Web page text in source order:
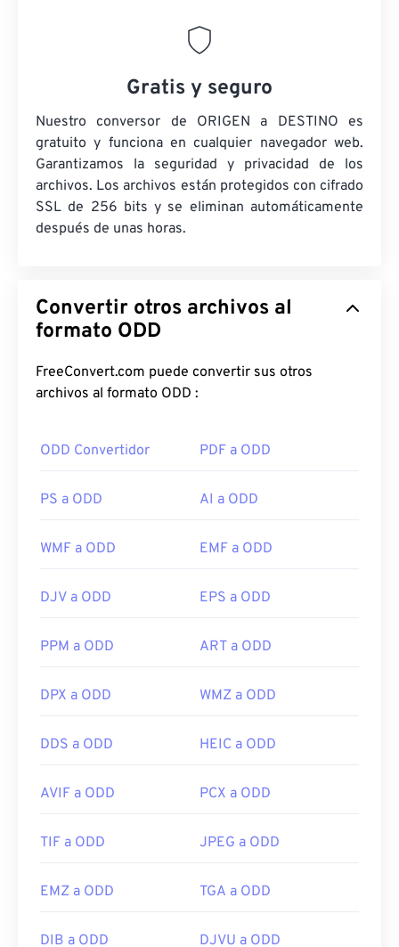
Gratis y seguro
Nuestro conversor de ORIGEN a DESTINO es
gratuito y funciona en cualquier navegador web.
Garantizamos la seguridad y privacidad de los
archivos. Los archivos están protegidos con cifrado
SSL de 256 bits y se eliminan automáticamente
después de unas horas.
Convertir otros archivos al
formato ODD
FreeConvert.com puede convertir sus otros
archivos al formato ODD :
ODD Convertidor PDF a ODD
PS a ODD AI a ODD
WMF a ODD EMF a ODD
DJV a ODD EPS a ODD
PPM a ODD ART a ODD
DPX a ODD WMZ a ODD
DDS a ODD HEIC a ODD
AVIF a ODD PCX a ODD
TIF a ODD JPEG a ODD
EMZ a ODD TGA a ODD
DIB a ODD DJVU a ODD